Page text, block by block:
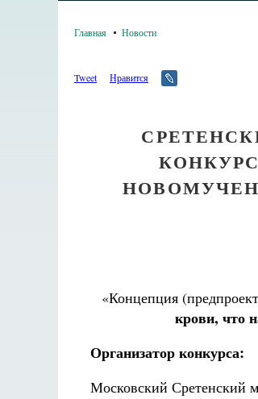
Главная Новости
Tweet Нравится
«Концепция
крови, что
Организатор конкурса:
Московский Сретенский